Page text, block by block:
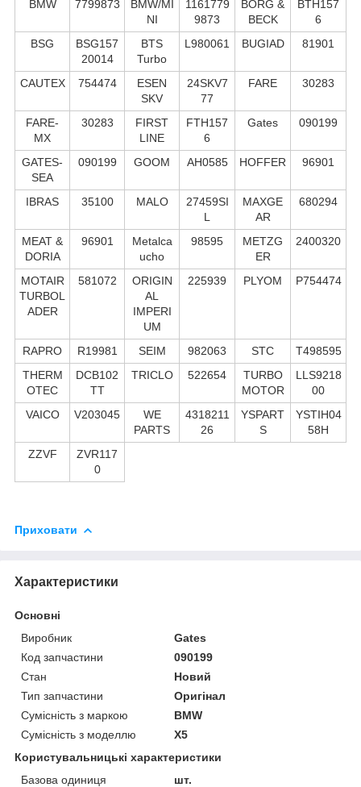
BMW 7799873
BMW/MI
NI
1161779
9873
BORG &
BECK
BTH157
6
BSG
BSG157
20014
BTS
Turbo
L980061 BUGIAD 81901
CAUTEX 754474
ESEN
SKV
24SKV7
77
FARE 30283
FARE-
MX
30283
FIRST
LINE
FTH157
6
Gates 090199
GATES-
SEA
090199 GOOM AH0585 HOFFER 96901
IBRAS 35100 MALO
27459SI
L
MAXGE
AR
680294
MEAT &
DORIA
96901
Metalca
ucho
98595
METZG
ER
2400320
MOTAIR
TURBOL
ADER
581072
ORIGIN
AL
IMPERI
UM
225939 PLYOM P754474
RAPRO R19981 SEIM 982063 STC
T498595
THERM
OTEC
DCB102
TT
TRICLO 522654
TURBO
MOTOR
LLS9218
00
VAICO
V203045
WE
PARTS
4318211
26
YSPART
S
YSTIH04
58H
ZZVF
ZVR117
0
Приховати
Характеристики
Основні
Виробник
Gates
Код запчастини
090199
Стан
Новий
Тип запчастини
Оригінал
Сумісність з маркою
BMW
Сумісність з моделлю
X5
Користувальницькі характеристики
Базова одиниця
шт.